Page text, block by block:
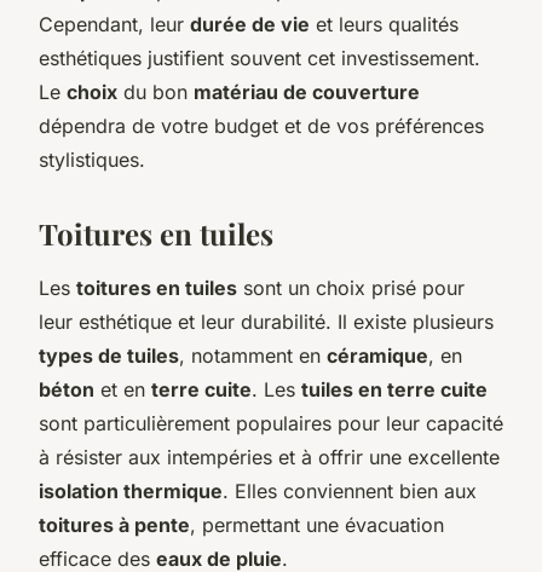
Cependant, leur durée de vie et leurs qualités
esthétiques justifient souvent cet investissement.
Le choix du bon matériau de couverture
dépendra de votre budget et de vos préférences
stylistiques.
Toitures en tuiles
Les toitures en tuiles sont un choix prisé pour
leur esthétique et leur durabilité. Il existe plusieurs
types de tuiles, notamment en céramique, en
béton et en terre cuite. Les tuiles en terre cuite
sont particulièrement populaires pour leur capacité
à résister aux intempéries et à offrir une excellente
isolation thermique. Elles conviennent bien aux
toitures à pente, permettant une évacuation
efficace des eaux de pluie.